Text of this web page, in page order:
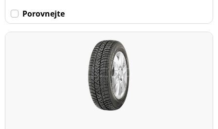
Dojezdové (0)
Ne dojezdové (36)
Porovnejte